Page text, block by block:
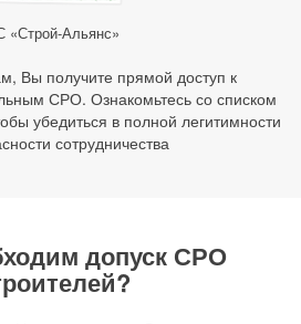
«Строй-Альянс»
Вы получите прямой доступ к
СРО. Ознакомьтесь со списком
убедиться в полной легитимности
сотрудничества
допуск СРО